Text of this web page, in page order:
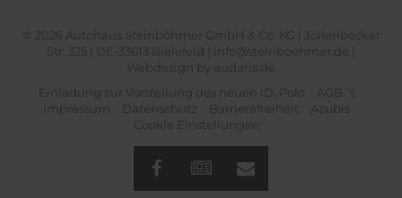
© 2026 Autohaus Steinböhmer GmbH & Co. KG | Jöllenbecker
Str. 325 | DE-33613 Bielefeld | info@steinboehmer.de |
Webdesign by audaris.de
Einladung zur Vorstellung des neuen ID. Polo
AGB´s
Impressum
Datenschutz Barrierefreiheit
Azubis
Cookie Einstellungen